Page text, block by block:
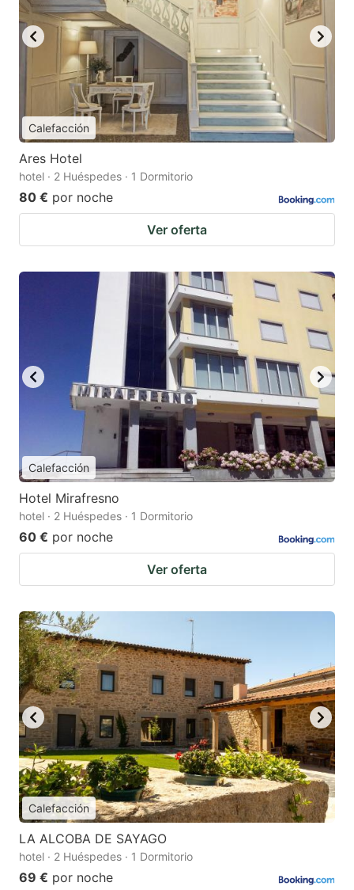
Calefacción
Ares Hotel
hotel · 2 Huéspedes · 1 Dormitorio
80 € por noche
Ver oferta
Calefacción
Hotel Mirafresno
hotel · 2 Huéspedes · 1 Dormitorio
60 € por noche
Ver oferta
Calefacción
LA ALCOBA DE SAYAGO
hotel · 2 Huéspedes · 1 Dormitorio
69 € por noche